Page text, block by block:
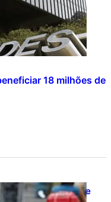
18 milhões de
financiamento de